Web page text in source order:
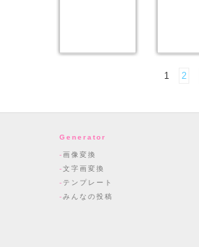
1 2
Generator
画像変換
文字画変換
テンプレート
みんなの投稿